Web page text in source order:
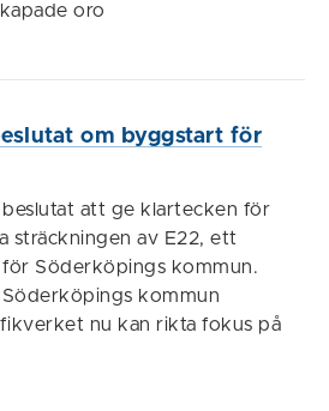
oro
om byggstart för
beslutat att ge klartecken för
sträckningen av E22, ett
Söderköpings kommun.
kommun
nu kan rikta fokus på